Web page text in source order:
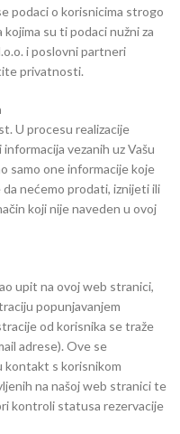
podaci o korisnicima strogo
su ti podaci nužni za
i poslovni partneri
privatnosti.
U procesu realizacije
vezanih uz Vašu
samo one informacije koje
nećemo prodati, iznijeti ili
koji nije naveden u ovoj
upit na ovoj web stranici,
popunjavanjem
od korisnika se traže
adrese). Ove se
kontakt s korisnikom
na našoj web stranici te
kontroli statusa rezervacije